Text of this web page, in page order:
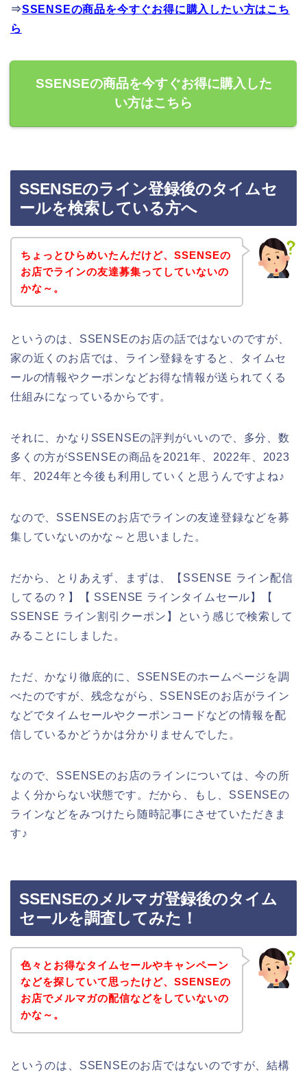
⇒SSENSEの商品を今すぐお得に購入したい方はこち
ら
SSENSEの商品を今すぐお得に購入した
い方はこちら
SSENSEのライン登録後のタイムセ
ールを検索している方へ
ちょっとひらめいたんだけど、SSENSEの
お店でラインの友達募集ってしていないの
かな～。
というのは、SSENSEのお店の話ではないのですが、
家の近くのお店では、ライン登録をすると、タイムセ
ールの情報やクーポンなどお得な情報が送られてくる
仕組みになっているからです。
それに、かなりSSENSEの評判がいいので、多分、数
多くの方がSSENSEの商品を2021年、2022年、2023
年、2024年と今後も利用していくと思うんですよね♪
なので、SSENSEのお店でラインの友達登録などを募
集していないのかな～と思いました。
だから、とりあえず、まずは、【SSENSE ライン配信
してるの？】【 SSENSE ラインタイムセール】【
SSENSE ライン割引クーポン】という感じで検索して
みることにしました。
ただ、かなり徹底的に、SSENSEのホームページを調
べたのですが、残念ながら、SSENSEのお店がライン
などでタイムセールやクーポンコードなどの情報を配
信しているかどうかは分かりませんでした。
なので、SSENSEのお店のラインについては、今の所
よく分からない状態です。だから、もし、SSENSEの
ラインなどをみつけたら随時記事にさせていただきま
す♪
SSENSEのメルマガ登録後のタイム
セールを調査してみた！
色々とお得なタイムセールやキャンペーン
などを探していて思ったけど、SSENSEの
お店でメルマガの配信などをしていないの
かな～。
というのは、SSENSEのお店ではないのですが、結構